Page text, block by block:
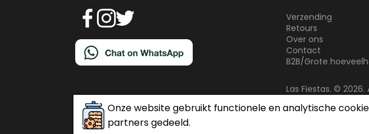
Verzending
Retours
Over ons
Contact
B2B/Grote
Las Fiestas. © 2026.
Onze website gebruikt functionele en analytische
partners gedeeld.